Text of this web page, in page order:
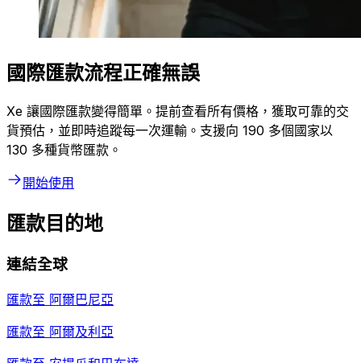
國際匯款流程正確無誤
Xe 讓國際匯款變得簡單。提前查看所有價格，獲取可靠的交
貨預估，並即時追蹤每一次運輸。支援向 190 多個國家以
130 多種貨幣匯款。
開始使用
匯款目的地
連結全球
匯款至 阿爾巴尼亞
匯款至 阿爾及利亞